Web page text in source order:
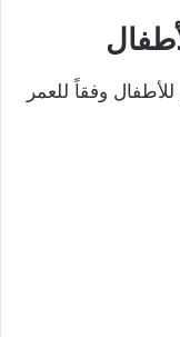
وفقاً للعمر